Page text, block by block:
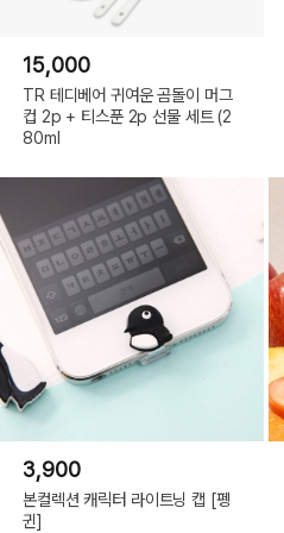
15,000
TR 테디베어 귀여운 곰돌이 머그
컵 2p + 티스푼 2p 선물 세트 (2
80ml
3,900
본컬렉션 캐릭터 라이트닝 캡 [펭
귄]